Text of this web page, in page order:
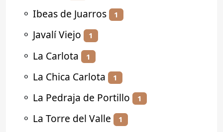
⚬ Ibeas de Juarros 1
⚬ Javalí Viejo 1
⚬ La Carlota 1
⚬ La Chica Carlota 1
⚬ La Pedraja de Portillo 1
⚬ La Torre del Valle 1